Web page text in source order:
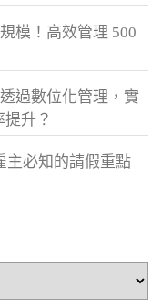
模！高效管理 500
過數位化管理，實
升？
主必知的請假重點